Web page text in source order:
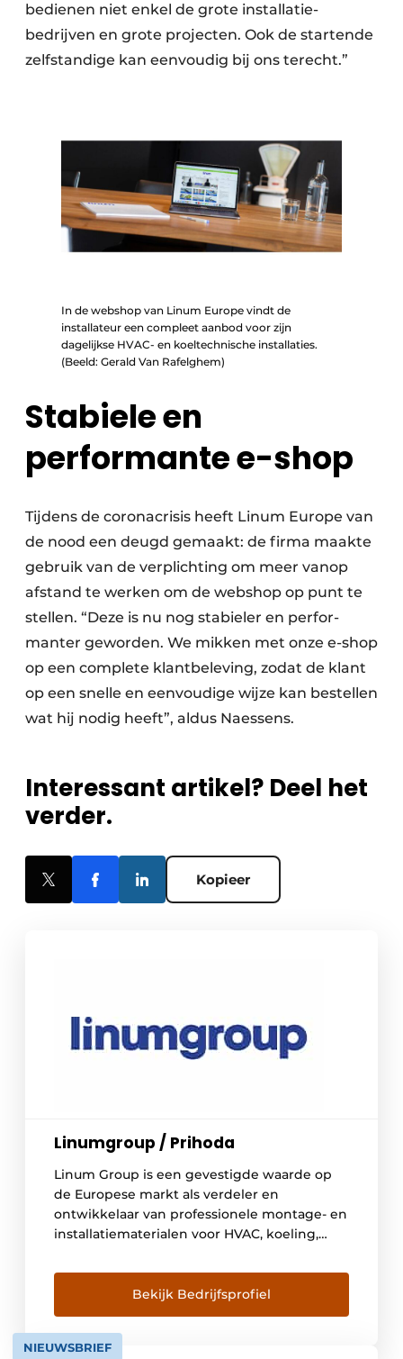
bedienen niet enkel de grote installatie­
bedrijven en grote projecten. Ook de startende
zelfstandige kan eenvoudig bij ons terecht.”
In de webshop van Linum Europe vindt de
installateur een compleet aanbod voor zijn
dagelijkse HVAC- en koeltechnische installaties.
(Beeld: Gerald Van Rafelghem)
Stabiele en
performante e-shop
Tijdens de coronacrisis heeft Linum Europe van
de nood een deugd gemaakt: de firma maakte
gebruik van de verplichting om meer vanop
afstand te werken om de webshop op punt te
stellen. “Deze is nu nog stabieler en perfor­
manter geworden. We mikken met onze e-shop
op een complete klantbeleving, zodat de klant
op een snelle en eenvoudige wijze kan bestellen
wat hij nodig heeft”, aldus Naessens.
Interessant artikel? Deel het
verder.
Kopieer
Linumgroup / Prihoda
Linum Group is een gevestigde waarde op
de Europese markt als verdeler en
ontwikkelaar van professionele montage- en
installatiematerialen voor HVAC, koeling,
horeca-en winkelinrichting en intralogistiek.
Bekijk Bedrijfsprofiel
NIEUWSBRIEF